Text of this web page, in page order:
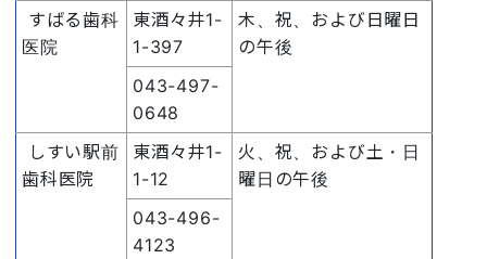
すばる歯科
医院
東酒々井1-
1-397
木、祝、および日曜日
の午後
043-497-
0648
しすい駅前
歯科医院
東酒々井1-
1-12
火、祝、および土・日
曜日の午後
043-496-
4123